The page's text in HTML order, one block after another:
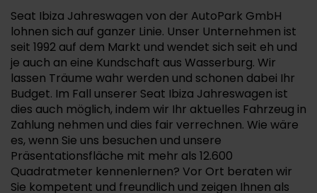
Seat Ibiza Jahreswagen von der AutoPark GmbH
lohnen sich auf ganzer Linie. Unser Unternehmen ist
seit 1992 auf dem Markt und wendet sich seit eh und
je auch an eine Kundschaft aus Wasserburg. Wir
lassen Träume wahr werden und schonen dabei Ihr
Budget. Im Fall unserer Seat Ibiza Jahreswagen ist
dies auch möglich, indem wir Ihr aktuelles Fahrzeug in
Zahlung nehmen und dies fair verrechnen. Wie wäre
es, wenn Sie uns besuchen und unsere
Präsentationsfläche mit mehr als 12.600
Quadratmeter kennenlernen? Vor Ort beraten wir
Sie kompetent und freundlich und zeigen Ihnen als